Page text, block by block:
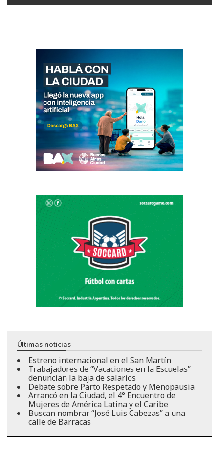
Últimas noticias
Estreno internacional en el San Martín
Trabajadores de “Vacaciones en la Escuelas”
denuncian la baja de salarios
Debate sobre Parto Respetado y Menopausia
Arrancó en la Ciudad, el 4° Encuentro de
Mujeres de América Latina y el Caribe
Buscan nombrar “José Luis Cabezas” a una
calle de Barracas